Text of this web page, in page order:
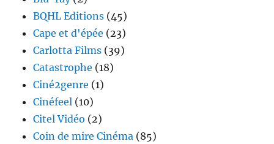
BQHL Editions (45)
Cape et d'épée (23)
Carlotta Films (39)
Catastrophe (18)
Ciné2genre (1)
Cinéfeel (10)
Citel Vidéo (2)
Coin de mire Cinéma (85)